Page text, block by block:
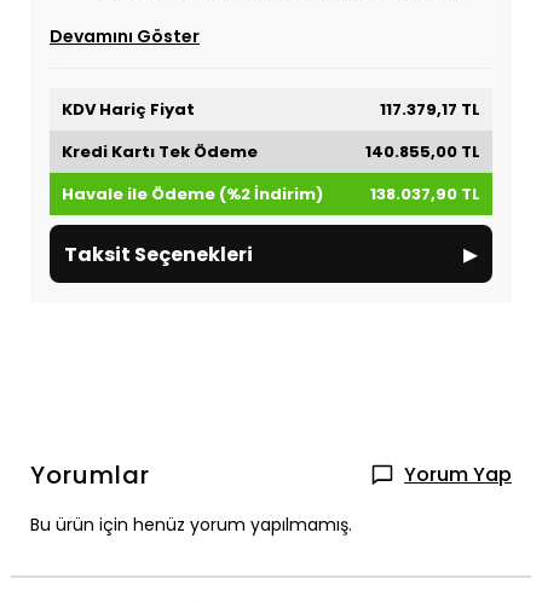
Devamını Göster
KDV Hariç Fiyat
117.379,17 TL
Kredi Kartı Tek Ödeme
140.855,00 TL
Havale ile Ödeme (%2 İndirim)
138.037,90 TL
Taksit Seçenekleri ▸
Yorumlar Yorum Yap
Bu ürün için henüz yorum yapılmamış.